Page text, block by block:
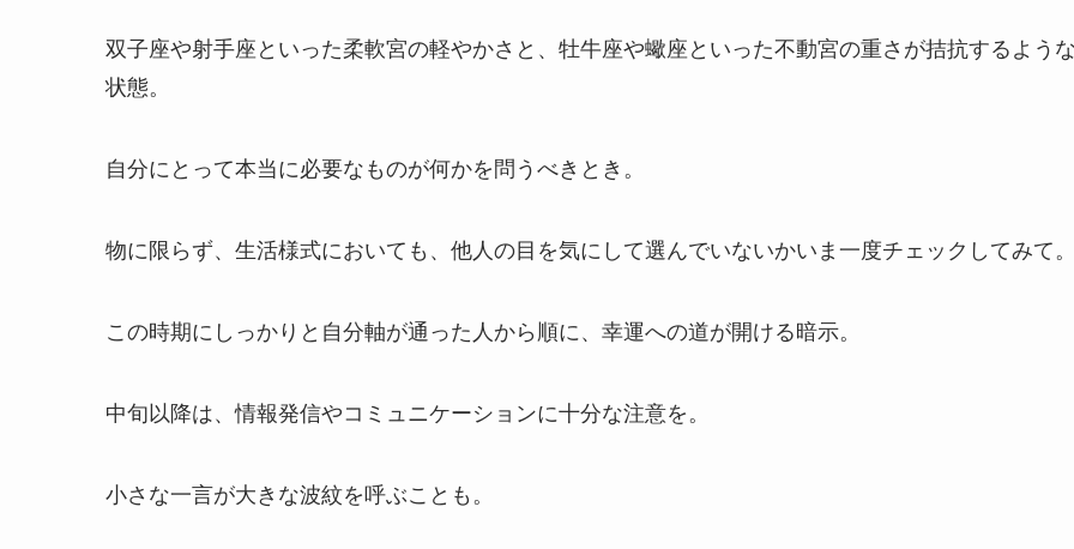
双子座や射手座といった柔軟宮の軽やかさと、牡牛座や蠍座といった不動宮の重さが拮抗するよう
状態。
自分にとって本当に必要なものが何かを問うべきとき。
物に限らず、生活様式においても、他人の目を気にして選んでいないかいま一度チェックしてみて
この時期にしっかりと自分軸が通った人から順に、幸運への道が開ける暗示。
中旬以降は、情報発信やコミュニケーションに十分な注意を。
小さな一言が大きな波紋を呼ぶことも。